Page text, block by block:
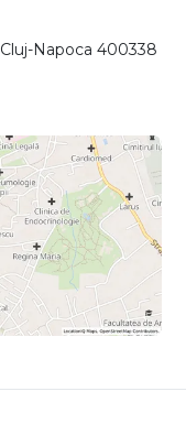
Napoca 400338